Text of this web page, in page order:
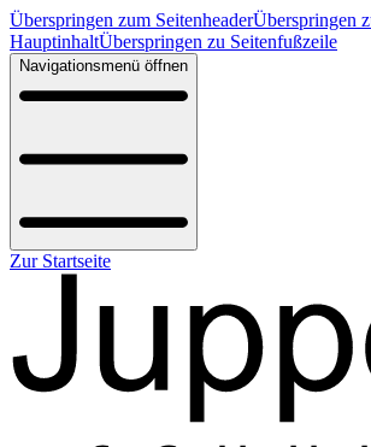
Überspringen zum SeitenheaderÜberspringen
HauptinhaltÜberspringen zu Seitenfußzeile
Navigationsmenü öffnen
Zur Startseite